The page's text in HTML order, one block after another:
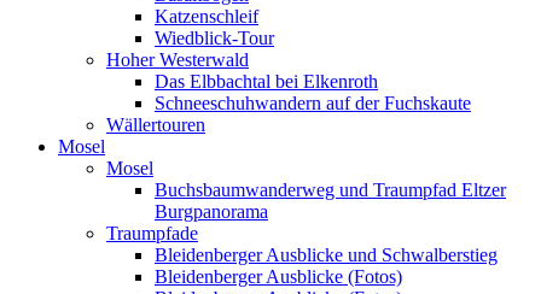
Katzenschleif
Wiedblick-Tour
Hoher Westerwald
Das Elbbachtal bei Elkenroth
Schneeschuhwandern auf der Fuchskaute
Wällertouren
Mosel
Mosel
Buchsbaumwanderweg und Traumpfad Eltzer
Burgpanorama
Traumpfade
Bleidenberger Ausblicke und Schwalberstieg
Bleidenberger Ausblicke (Fotos)